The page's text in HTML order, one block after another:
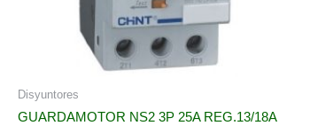
Disyuntores
GUARDAMOTOR NS2 3P 25A REG.13/18A